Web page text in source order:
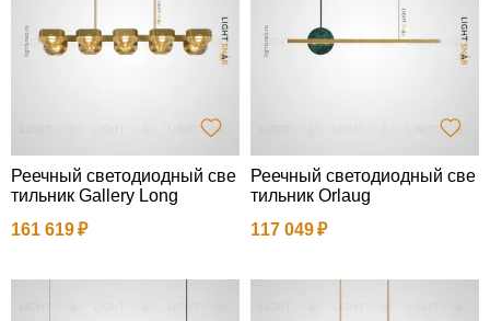
Реечный светодиодный све
тильник Gallery Long
161 619
Реечный светодиодный све
тильник Orlaug
117 049